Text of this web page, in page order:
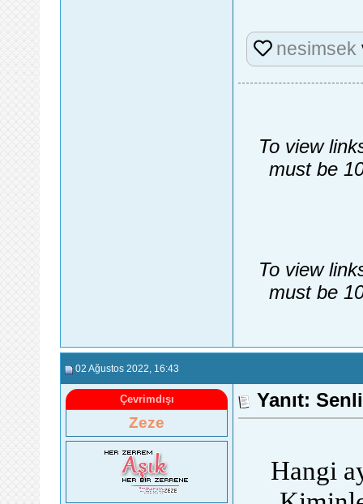
nesimsek
To view
must be
To view
must be
02 Ağustos 2022 , 16:43
Çevrimdışı
Zeze
Yanıt:
Hangi